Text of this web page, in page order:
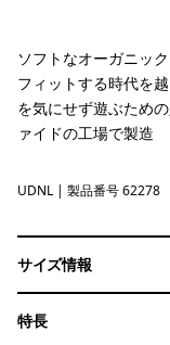
ソフトなオーガニッ
フィットする時代を
を気にせず遊ぶため
ァイドの工場で製造
Undyed Natural
UDNL | 製品番号 62278
サイズ情報
特長